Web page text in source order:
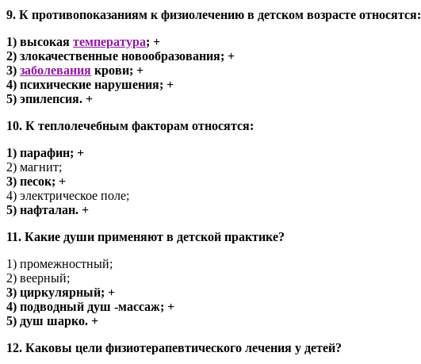
9. К противопоказаниям к физиолечению в детском возрасте относятся:
1) высокая температура; +
2) злокачественные новообразования; +
3) заболевания крови; +
4) психические нарушения; +
5) эпилепсия. +
10. К теплолечебным факторам относятся:
1) парафин; +
2) магнит;
3) песок; +
4) электрическое поле;
5) нафталан. +
11. Какие души применяют в детской практике?
1) промежностный;
2) веерный;
3) циркулярный; +
4) подводный душ -массаж; +
5) душ шарко. +
12. Каковы цели физиотерапевтического лечения у детей?